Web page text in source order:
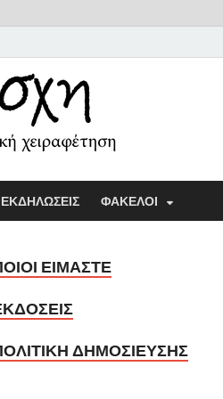
Λέσχη
ΕΚΔΗΛΩΣΕΙΣ ΦΑΚΕΛΟΙ
ΕΙΜΑΣΤΕ
ΔΗΜΟΣΙΕΥΣΗΣ